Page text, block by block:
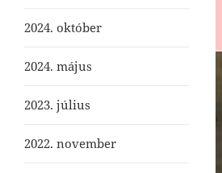
2024. október
2024. május
2023. július
2022. november